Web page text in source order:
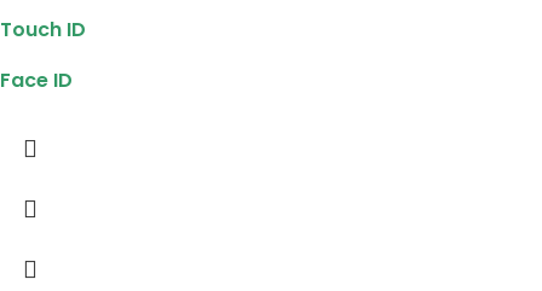
Touch ID
Face ID